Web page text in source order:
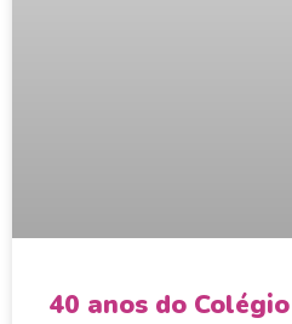
40 anos do